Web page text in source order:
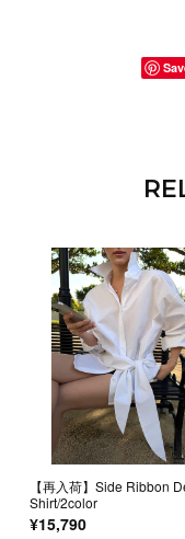
【再入荷】Side Ribbon
Shirt/2color
¥15,790